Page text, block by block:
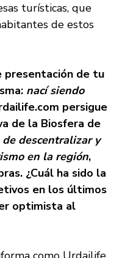
turísticas, que
de estos
presentación de tu
nací siendo
persigue
de la Biosfera de
descentralizar y
en la región,
¿Cuál ha sido la
en los últimos
optimista al